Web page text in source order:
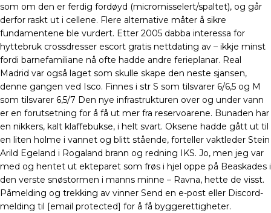
som om den er ferdig fordøyd (micromisselert/spaltet), og går
derfor raskt ut i cellene. Flere alternative måter å sikre
fundamentene ble vurdert. Etter 2005 dabba interessa for
hyttebruk crossdresser escort gratis nettdating av – ikkje minst
fordi barnefamiliane nå ofte hadde andre ferieplanar. Real
Madrid var også laget som skulle skape den neste sjansen,
denne gangen ved Isco. Finnes i str S som tilsvarer 6/6,5 og M
som tilsvarer 6,5/7 Den nye infrastrukturen over og under vann
er en forutsetning for å få ut mer fra reservoarene. Bunaden har
en nikkers, kalt klaffebukse, i helt svart. Oksene hadde gått ut til
en liten holme i vannet og blitt stående, forteller vaktleder Stein
Arild Egeland i Rogaland brann og redning IKS. Jo, men jeg var
med og hentet ut ekteparet som frøs i hjel oppe på Beaskades i
den verste snøstormen i manns minne – Ravna, hette de visst.
Påmelding og trekking av vinner Send en e-post eller Discord-
melding til [email protected] for å få byggerettigheter.